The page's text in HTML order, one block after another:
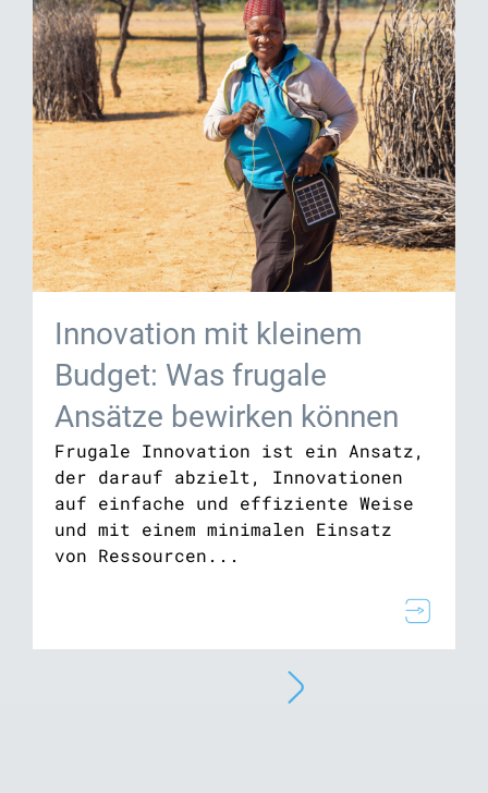
Innovation mit kleinem
Budget: Was frugale
Ansätze bewirken können
Frugale Innovation ist ein Ansatz,
der darauf abzielt, Innovationen
auf einfache und effiziente Weise
und mit einem minimalen Einsatz
von Ressourcen...